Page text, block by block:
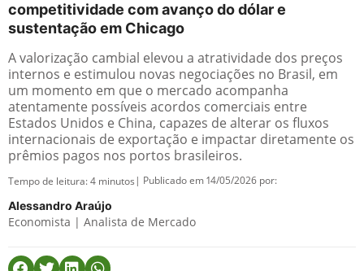
competitividade com avanço do dólar e
sustentação em Chicago
A valorização cambial elevou a atratividade dos preços
internos e estimulou novas negociações no Brasil, em
um momento em que o mercado acompanha
atentamente possíveis acordos comerciais entre
Estados Unidos e China, capazes de alterar os fluxos
internacionais de exportação e impactar diretamente os
prêmios pagos nos portos brasileiros.
Tempo de leitura:4 minutos | Publicado em 14/05/2026 por:
Alessandro Araújo
Economista | Analista de Mercado